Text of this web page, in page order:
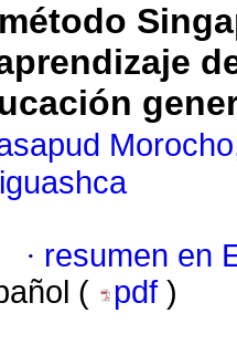
· resumen en
(
pdf )